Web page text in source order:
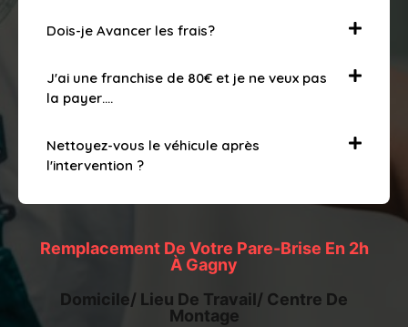
Dois-je Avancer les frais?
J'ai une franchise de 80€ et je ne veux pas
la payer….
Nettoyez-vous le véhicule après
l'intervention ?
Remplacement De Votre Pare-Brise En 2h
À Gagny
Domicile/ Lieu De Travail/ Centre De
Montage